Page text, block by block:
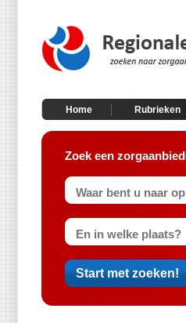
Home Rubrieken
Zoek een